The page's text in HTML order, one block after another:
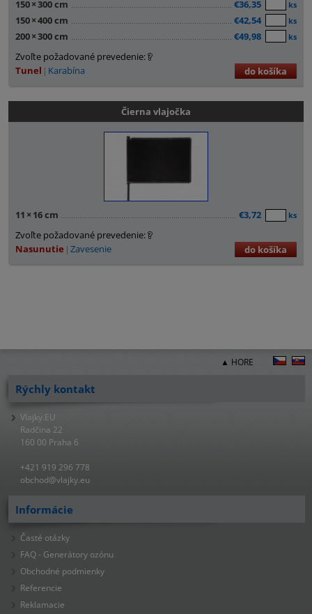
150×300 cm €36,35 ks
150×400 cm €42,54 ks
200×300 cm €49,98 ks
Zvoľte požadované prevedenie:
Tunel
Karabína do košíka
Čierna vlajočka
11 × 16 cm €3,72 ks
Zvoľte požadované prevedenie:
Nasunutie Zavesenie do košíka
▲ HORE
Rýchly kontakt
Vlajky.EU
Radčina 22
160 00 Praha 6
+421 919 296 778
obchod@vlajky.eu
Informácie
Časté otázky
FAQ - Generátory ozónu
Obchodné podmienky
Referencie
Reklamacie